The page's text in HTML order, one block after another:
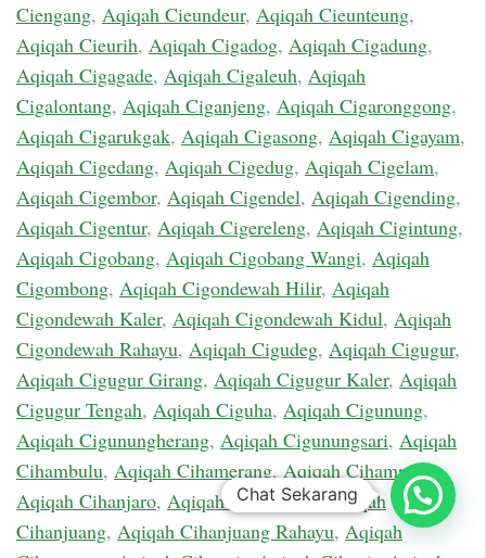
Ciengang, Aqiqah Cieundeur, Aqiqah Cieunteung,
Aqiqah Cieurih, Aqiqah Cigadog, Aqiqah Cigadung,
Aqiqah Cigagade, Aqiqah Cigaleuh, Aqiqah
Cigalontang, Aqiqah Ciganjeng, Aqiqah Cigaronggong,
Aqiqah Cigarukgak, Aqiqah Cigasong, Aqiqah Cigayam,
Aqiqah Cigedang, Aqiqah Cigedug, Aqiqah Cigelam,
Aqiqah Cigembor, Aqiqah Cigendel, Aqiqah Cigending,
Aqiqah Cigentur, Aqiqah Cigereleng, Aqiqah Cigintung,
Aqiqah Cigobang, Aqiqah Cigobang Wangi, Aqiqah
Cigombong, Aqiqah Cigondewah Hilir, Aqiqah
Cigondewah Kaler, Aqiqah Cigondewah Kidul, Aqiqah
Cigondewah Rahayu, Aqiqah Cigudeg, Aqiqah Cigugur,
Aqiqah Cigugur Girang, Aqiqah Cigugur Kaler, Aqiqah
Cigugur Tengah, Aqiqah Ciguha, Aqiqah Cigunung,
Aqiqah Cigunungherang, Aqiqah Cigunungsari, Aqiqah
Cihambulu, Aqiqah Cihamerang,Aqiqah Cihampelas,
Aqiqah Cihanjaro, Aqiqah Cihanjawar,Aqiqah
Cihanjuang, Aqiqah Cihanjuang Rahayu, Aqiqah
Chat Sekarang